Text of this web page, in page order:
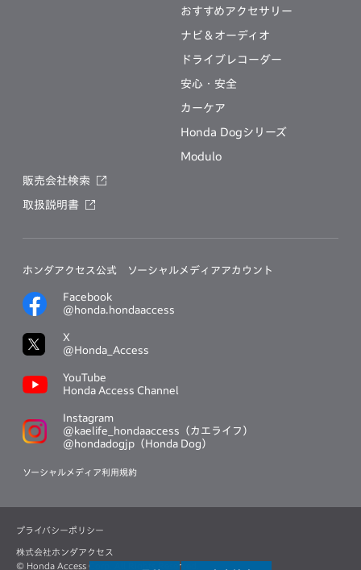
おすすめアクセサリー
ナビ＆オーディオ
ドライブレコーダー
安心・安全
カーケア
Honda Dogシリーズ
Modulo
販売会社検索
取扱説明書
ホンダアクセス公式 ソーシャルメディアアカウント
Facebook
@honda.hondaaccess
X
@Honda_Access
YouTube
Honda Access Channel
Instagram
@kaelife_hondaaccess（カエライフ）
@hondadogjp（Honda Dog）
ソーシャルメディア利用規約
株式会社ホンダアクセス
© Honda Access Corp. All Rights Reserved.
プライバシーポリシー